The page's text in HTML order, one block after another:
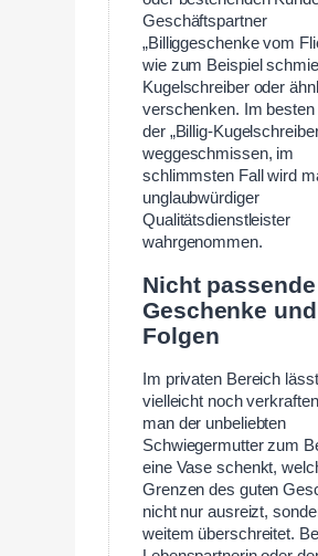
Geschäftspartner
„Billiggeschenke vom
wie zum Beispiel
Kugelschreiber oder
verschenken. Im besten
der „Billig-
weggeschmissen, im
schlimmsten Fall wird
unglaubwürdiger
Qualitätsdienstleister
wahrgenommen.
Nicht passende
Geschenke
Folgen
Im privaten Bereich
vielleicht noch
man der unbeliebten
Schwiegermutter zum
eine Vase schenkt,
Grenzen des guten
nicht nur ausreizt,
weitem überschreitet.